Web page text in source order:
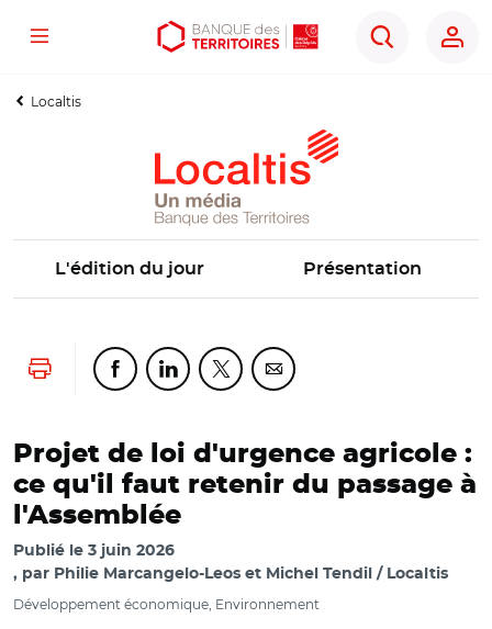
Aller
contenu
Aller
menu
Ouvrir
outils
Menu
Rechercher
Localtis
L'édition du jour Présentation
Lancer l'impressionPartager cette page sur Facebook
Partager cette page sur Linkedin
Partager cette page sur Twitter
Partager cette page sur
Projet de loi d'urgence agricole :
ce qu'il faut retenir du passage à
l'Assemblée
Publié le 3 juin 2026
par Philie Marcangelo-Leos et Michel Tendil / Localtis
Développement économique, Environnement